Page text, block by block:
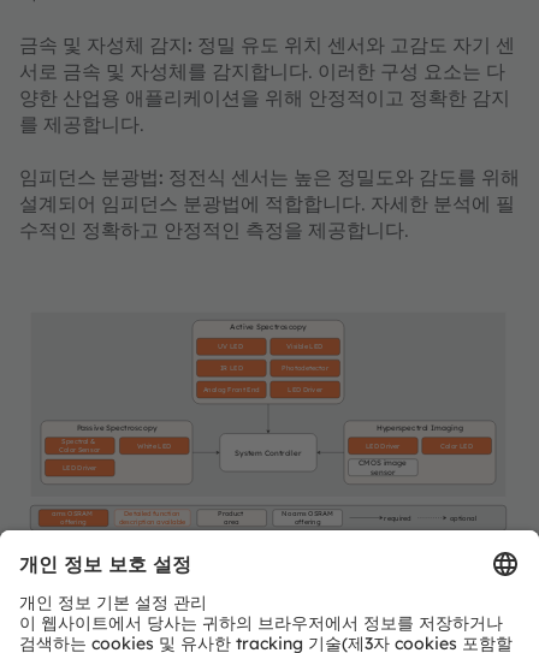
금속 및 자성체 감지: 정밀 유도 위치 센서와 고감도 자기 센
서로 금속 및 자성체를 감지합니다. 이러한 구성 요소는 다
양한 산업용 애플리케이션을 위해 안정적이고 정확한 감지
를 제공합니다.​​​​​​​
임피던스 분광법: 정전식 센서는 높은 정밀도와 감도를 위해
설계되어 임피던스 분광법에 적합합니다. 자세한 분석에 필
수적인 정확하고 안정적인 측정을 제공합니다.
ams OSRAM
offering
Detailed function
description available
Product
area
No ams OSRAM
offering
required optional
Passive Spectroscopy
Spectral &
Color Sensor
LED Driver
White LED
System Controller
Active Spectroscopy
Analog Front End LED Driver
Hyperspectral Imaging
LED Driver Color LED
IR LED Photodetector
UV LED Visible LED
CMOS image
sensor